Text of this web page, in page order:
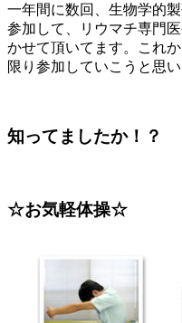
一年間に数回、生物学的
参加して、リウマチ専門
かせて頂いてます。これ
限り参加していこうと思い
知ってましたか！？
☆お気軽体操☆